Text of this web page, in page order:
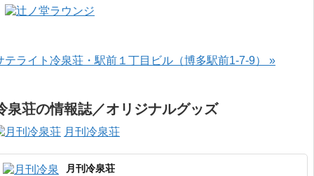
テライト冷泉荘・駅前１丁目ビル（博多駅前1-7-9） »
泉荘の情報誌／オリジナルグッズ
月刊冷泉荘
月刊冷泉荘